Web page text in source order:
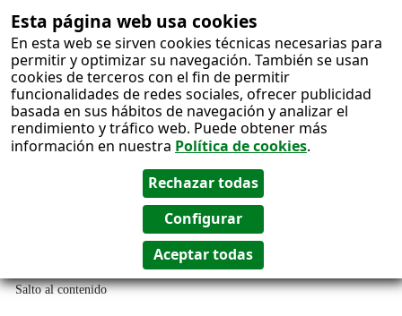
Esta página web usa cookies
En esta web se sirven cookies técnicas necesarias para
permitir y optimizar su navegación. También se usan
cookies de terceros con el fin de permitir
funcionalidades de redes sociales, ofrecer publicidad
basada en sus hábitos de navegación y analizar el
rendimiento y tráfico web. Puede obtener más
información en nuestra Política de cookies.
Salto al contenido